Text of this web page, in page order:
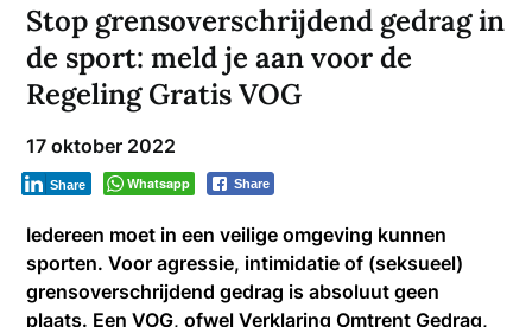
Stop grensoverschrijdend gedrag in
de sport: meld je aan voor de
Regeling Gratis VOG
17 oktober 2022
Whatsapp Share
Share
Iedereen moet in een veilige omgeving kunnen
sporten. Voor agressie, intimidatie of (seksueel)
grensoverschrijdend gedrag is absoluut geen
plaats. Een VOG, ofwel Verklaring Omtrent Gedrag,